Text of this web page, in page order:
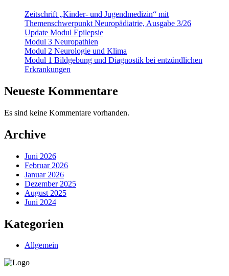
Zeitschrift „Kinder- und Jugendmedizin“ mit
Themenschwerpunkt Neuropädiatrie, Ausgabe 3/26
Update Modul Epilepsie
Modul 3 Neuropathien
Modul 2 Neurologie und Klima
Modul 1 Bildgebung und Diagnostik bei entzündlichen
Erkrankungen
Neueste Kommentare
Es sind keine Kommentare vorhanden.
Archive
Juni 2026
Februar 2026
Januar 2026
Dezember 2025
August 2025
Juni 2024
Kategorien
Allgemein